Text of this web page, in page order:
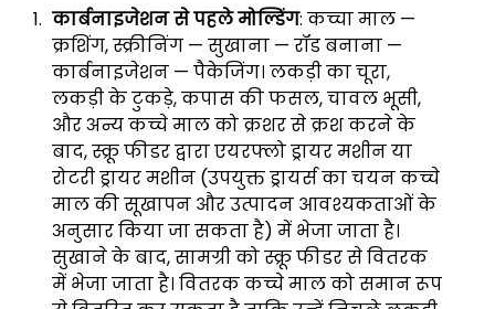
कार्बनाइजेशन से पहले मोल्डिंग: कच्चा माल —
क्रशिंग, स्क्रीनिंग — सुखाना — रॉड बनाना —
कार्बनाइजेशन — पैकेजिंग। लकड़ी का चूरा,
लकड़ी के टुकड़े, कपास की फसल, चावल भूसी,
और अन्य कच्चे माल को क्रशर से क्रश करने के
बाद, स्क्रू फीडर द्वारा एयरफ्लो ड्रायर मशीन या
रोटरी ड्रायर मशीन (उपयुक्त ड्रायर्स का चयन कच्चे
माल की सूखापन और उत्पादन आवश्यकताओं के
अनुसार किया जा सकता है) में भेजा जाता है।
सुखाने के बाद, सामग्री को स्क्रू फीडर से वितरक
में भेजा जाता है। वितरक कच्चे माल को समान रूप